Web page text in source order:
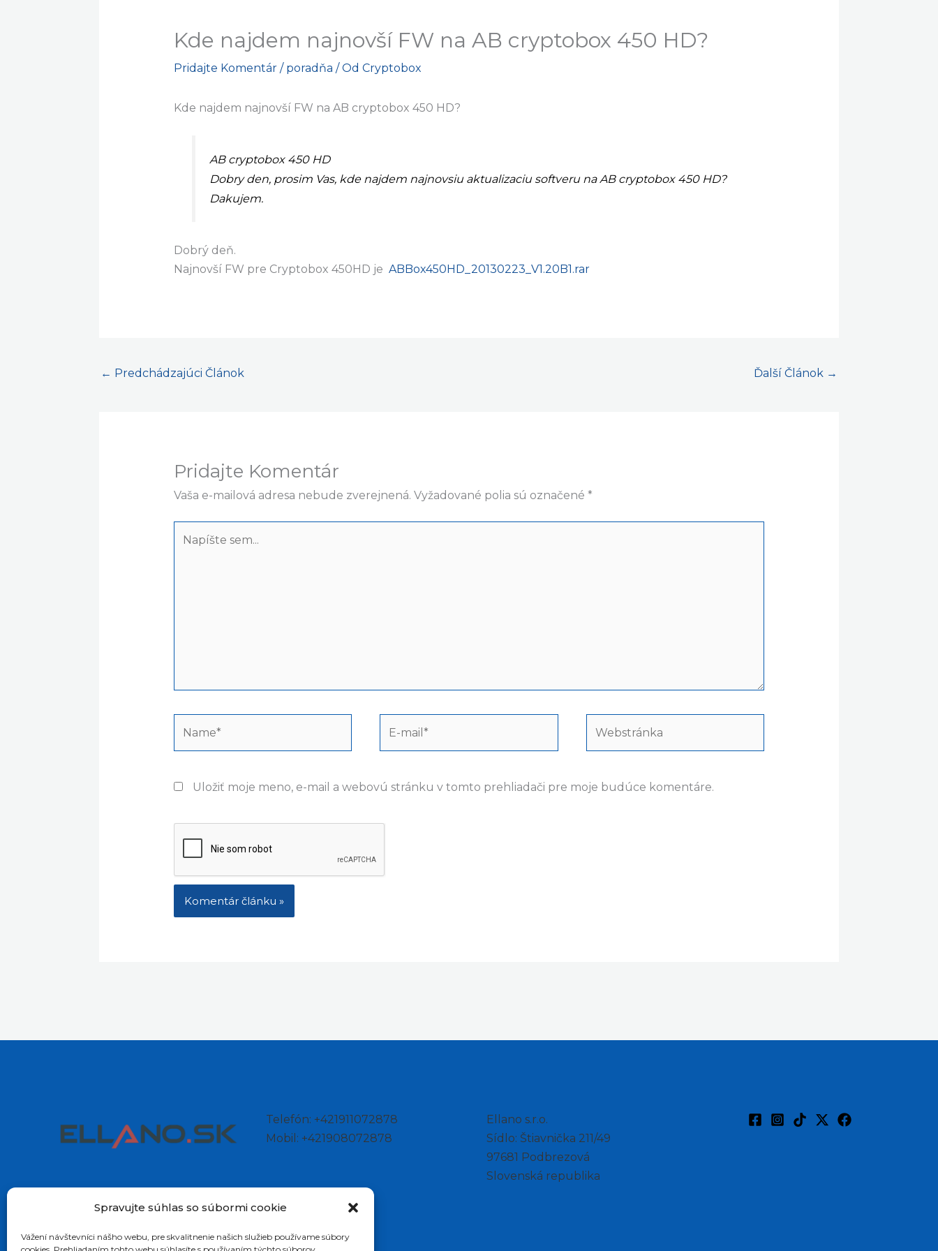
Spravujte súhlas so súbormi cookie
Vážení návštevníci nášho webu, pre skvalitnenie našich služieb používame súbory
Kde najdem najnovší FW na AB cryptobox 450 HD?
Pridajte Komentár / poradňa / Od Cryptobox
Kde najdem najnovší FW na AB cryptobox 450 HD?
AB cryptobox 450 HD
Dobry den, prosim Vas, kde najdem najnovsiu aktualizaciu softveru na AB cryptobox 450 HD?
Dakujem.
Dobrý deň.
Najnovší FW pre Cryptobox 450HD je ABBox450HD_20130223_V1.20B1.rar
← Predchádzajúci Článok Ďalší Článok →
Pridajte Komentár
Vaša e-mailová adresa nebude zverejnená. Vyžadované polia sú označené *
sem...
Uložiť moje meno, e-mail a webovú stránku v tomto prehliadači pre moje budúce komentáre.
Telefón: +421911072878
Mobil: +421908072878
Ellano s.r.o.
Sídlo: Štiavnička 211/49
97681 Podbrezová
Slovenská republika